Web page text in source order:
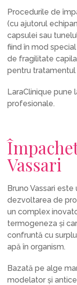
Procedurile de
(cu ajutorul
capsulei sau
fiind în mod
de fragilitate
pentru tratamentul
LaraClinique pune
profesionale.
Vassari
Bruno Vassari
dezvoltarea de
un complex
termogeneza și
confruntă cu
apă în organism.
Bazată pe alge
modelator și